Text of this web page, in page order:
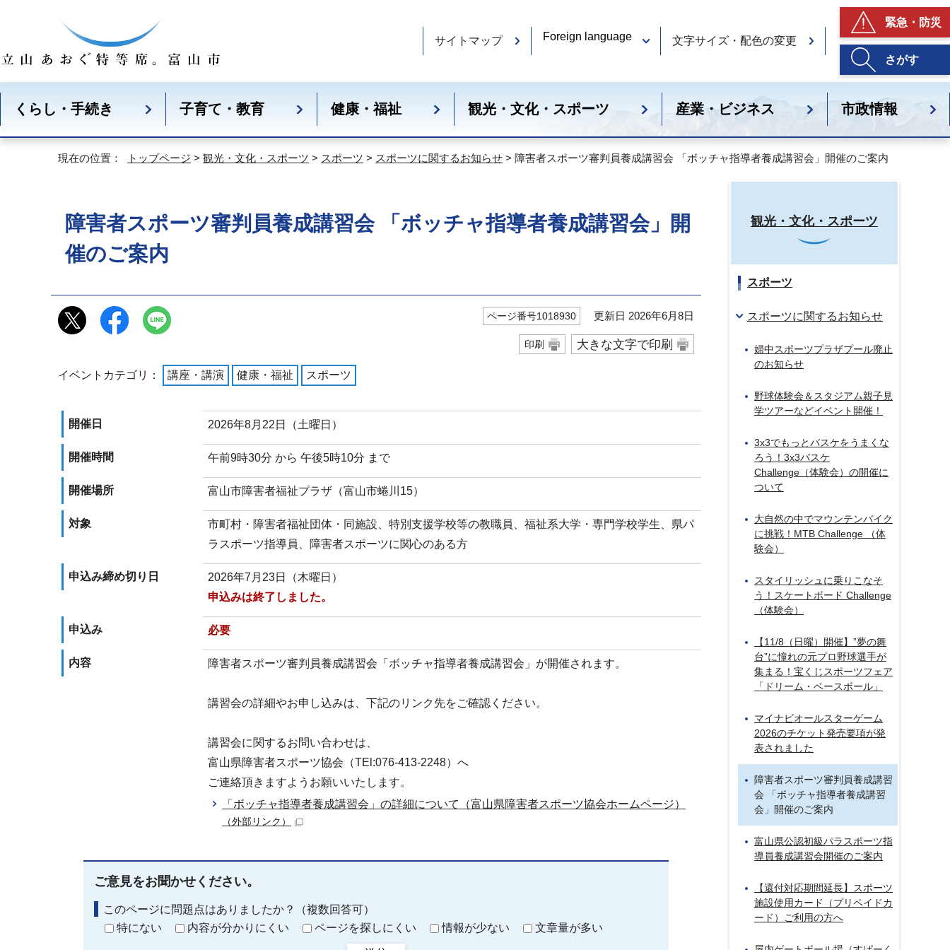
サイトマップ Foreign language 文字サイズ・配色の変更
緊急・防災
さがす
くらし・手続き 子育て・教育 健康・福祉 観光・文化・スポーツ 産業・ビジネス 市政情報
現在の位置： トップページ > 観光・文化・スポーツ > スポーツ > スポーツに関するお知らせ > 障害者スポーツ審判員養成講習会 「ボッチャ指導者養成講習会」開催のご案内
障害者スポーツ審判員養成講習会 「ボッチャ指導者養成講習会」開
催のご案内
ページ番号1018930 更新日 2026年6月8日
印刷 大きな文字で印刷
イベントカテゴリ： 講座・講演 健康・福祉 スポーツ
開催日 2026年8月22日（土曜日）
開催時間 午前9時30分 から 午後5時10分 まで
開催場所 富山市障害者福祉プラザ（富山市蜷川15）
対象
市町村・障害者福祉団体・同施設、特別支援学校等の教職員、福祉系大学・専門学校学生、県パ
ラスポーツ指導員、障害者スポーツに関心のある方
申込み締め切り日
2026年7月23日（木曜日）
申込みは終了しました。
申込み 必要
内容 障害者スポーツ審判員養成講習会「ボッチャ指導者養成講習会」が開催されます。
講習会の詳細やお申し込みは、下記のリンク先をご確認ください。
講習会に関するお問い合わせは、
富山県障害者スポーツ協会（TEl:076-413-2248）へ
ご連絡頂きますようお願いいたします。
「ボッチャ指導者養成講習会」の詳細について（富山県障害者スポーツ協会ホームページ）
（外部リンク）
ご意見をお聞かせください。
このページに問題点はありましたか？（複数回答可）
特にない
内容が分かりにくい ページを探しにくい 情報が少ない 文章量が多い
観光・文化・スポーツ
スポーツ
スポーツに関するお知らせ
婦中スポーツプラザプール廃止
のお知らせ
野球体験会＆スタジアム親子見
学ツアーなどイベント開催！
3x3でもっとバスケをうまくな
ろう！3x3バスケ
Challenge（体験会）の開催に
ついて
大自然の中でマウンテンバイク
に挑戦！MTB Challenge （体
験会）
スタイリッシュに乗りこなそ
う！スケートボード Challenge
（体験会）
【11/8（日曜）開催】”夢の舞
台”に憧れの元プロ野球選手が
集まる！宝くじスポーツフェア
「ドリーム・ベースボール」
マイナビオールスターゲーム
2026のチケット発売要項が発
表されました
障害者スポーツ審判員養成講習
会 「ボッチャ指導者養成講習
会」開催のご案内
富山県公認初級パラスポーツ指
導員養成講習会開催のご案内
【還付対応期間延長】スポーツ
施設使用カード（プリペイドカ
ード）ご利用の方へ